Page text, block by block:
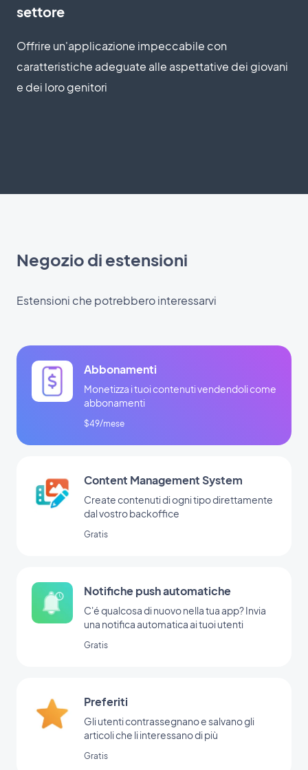
settore
Offrire un'applicazione impeccabile con
caratteristiche adeguate alle aspettative dei giovani
e dei loro genitori
Negozio di estensioni
Estensioni che potrebbero interessarvi
Abbonamenti
Monetizza i tuoi contenuti vendendoli come
abbonamenti
$49/mese
Content Management System
Create contenuti di ogni tipo direttamente
dal vostro backoffice
Gratis
Notifiche push automatiche
C'é qualcosa di nuovo nella tua app? Invia
una notifica automatica ai tuoi utenti
Gratis
Preferiti
Gli utenti contrassegnano e salvano gli
articoli che li interessano di più
Gratis